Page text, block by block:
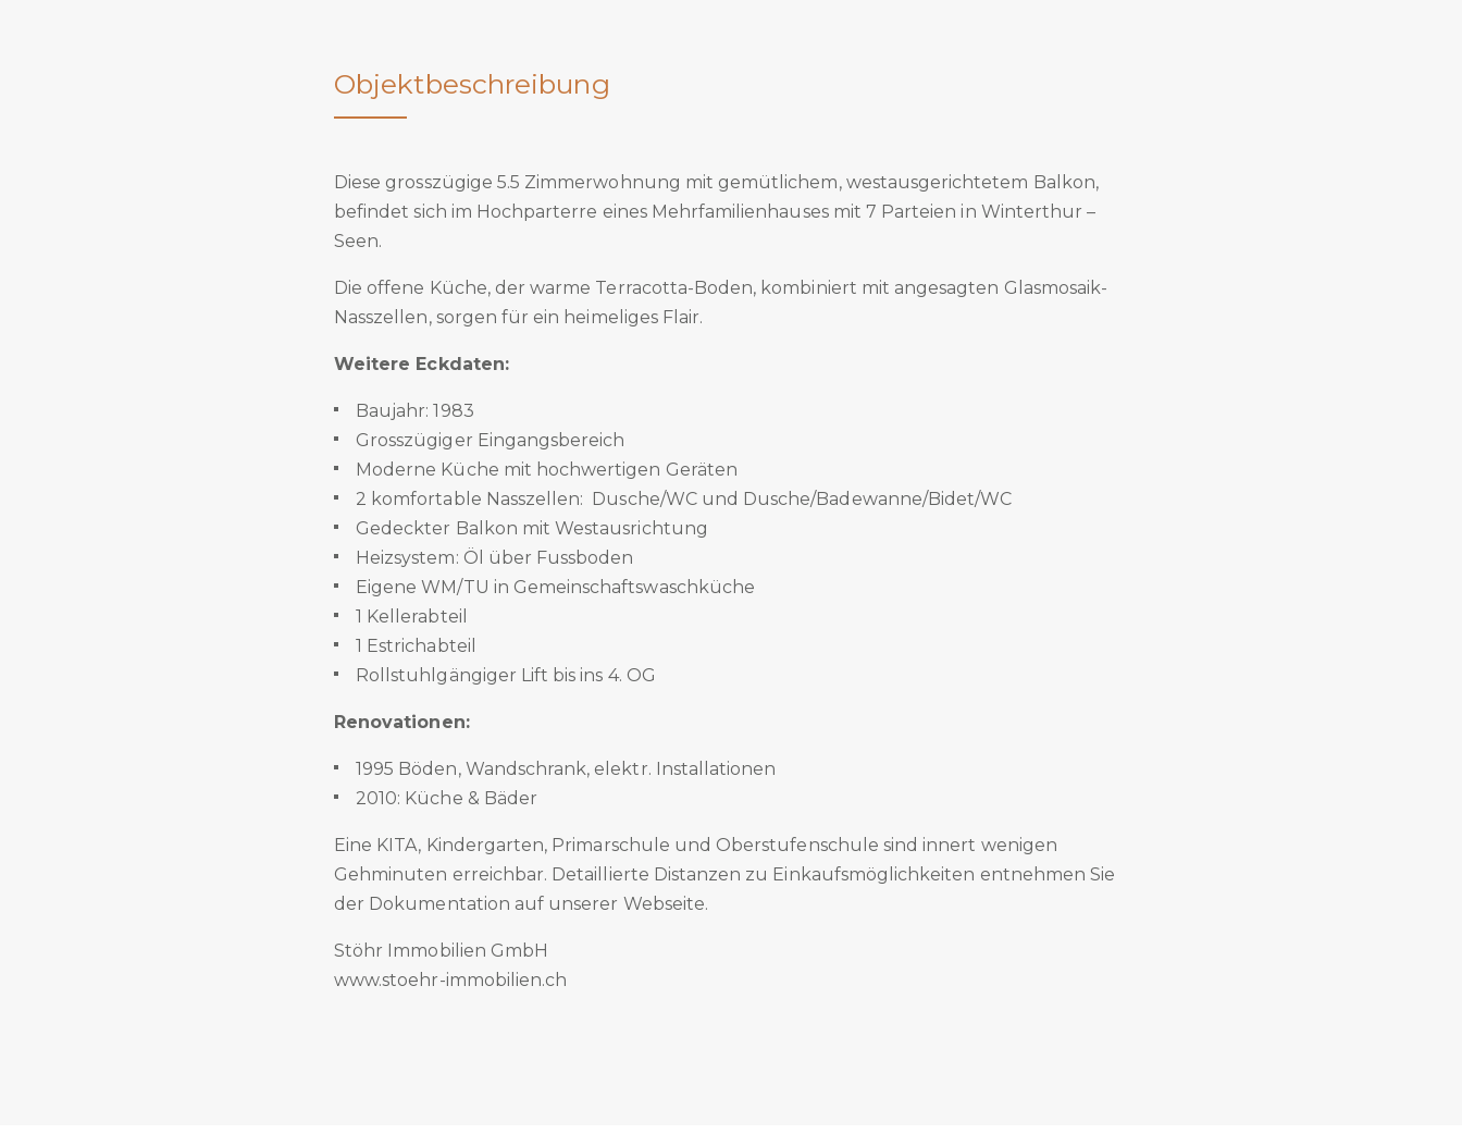
Objektbeschreibung
Diese grosszügige 5.5 Zimmerwohnung mit gemütlichem, westausgerichtetem Balkon,
befindet sich im Hochparterre eines Mehrfamilienhauses mit 7 Parteien in Winterthur –
Seen.
Die offene Küche, der warme Terracotta-Boden, kombiniert mit angesagten Glasmosaik-
Nasszellen, sorgen für ein heimeliges Flair.
Weitere Eckdaten:
Baujahr: 1983
Grosszügiger Eingangsbereich
Moderne Küche mit hochwertigen Geräten
2 komfortable Nasszellen: Dusche/WC und Dusche/Badewanne/Bidet/WC
Gedeckter Balkon mit Westausrichtung
Heizsystem: Öl über Fussboden
Eigene WM/TU in Gemeinschaftswaschküche
1 Kellerabteil
1 Estrichabteil
Rollstuhlgängiger Lift bis ins 4. OG
Renovationen:
1995 Böden, Wandschrank, elektr. Installationen
2010: Küche & Bäder
Eine KITA, Kindergarten, Primarschule und Oberstufenschule sind innert wenigen
Gehminuten erreichbar. Detaillierte Distanzen zu Einkaufsmöglichkeiten entnehmen Sie
der Dokumentation auf unserer Webseite.
Stöhr Immobilien GmbH
www.stoehr-immobilien.ch